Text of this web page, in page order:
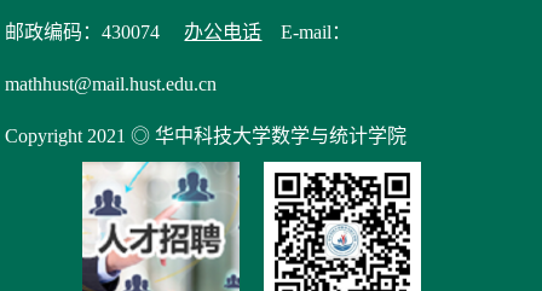
邮政编码：430074 办公电话 E-mail：
mathhust@mail.hust.edu.cn
Copyright 2021 ◎ 华中科技大学数学与统计学院